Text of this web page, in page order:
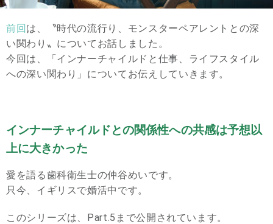
前回は、〝時代の流行り、モンスターペアレントとの深
い関わり〟についてお話しました。
今回は、「インナーチャイルドと仕事、ライフスタイル
への深い関わり」についてお伝えしていきます。
インナーチャイルドとの関係性への共感は予想以
上に大きかった
愛を語る歯科衛生士の仲谷めいです。
只今、イギリスで婚活中です。
このシリーズは、Part.5まで公開されています。